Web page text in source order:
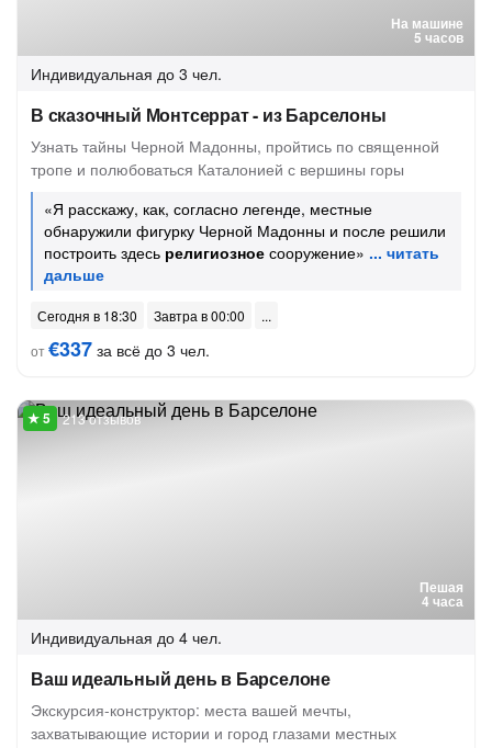
На машине
5 часов
Индивидуальная до 3 чел.
В сказочный Монтсеррат - из Барселоны
Узнать тайны Черной Мадонны, пройтись по священной
тропе и полюбоваться Каталонией с вершины горы
«Я расскажу, как, согласно легенде, местные
обнаружили фигурку Черной Мадонны и после решили
построить здесь религиозное сооружение»
Сегодня в 18:30
Завтра в 00:00
от€337 за всё до 3 чел.
Пешая
4 часа
213 отзывов
Индивидуальная до 4 чел.
Ваш идеальный день в Барселоне
Экскурсия-конструктор: места вашей мечты,
захватывающие истории и город глазами местных